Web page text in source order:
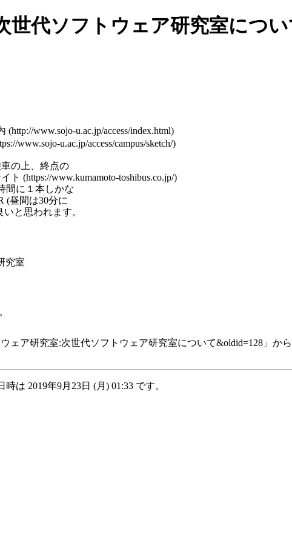
世代ソフトウェア研究室につ
の上、終点の
ト
間に１本しかな
(昼間は30分に
と思われます。
究室
ウェア研究室:次世代ソフトウェア研究室について&oldid=128 」か
は 2019年9月23日 (月) 01:33 です。